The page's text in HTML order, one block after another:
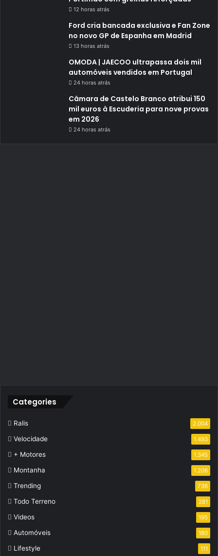
12 horas atrás
Ford cria bancada exclusiva e Fan Zone
no novo GP de Espanha em Madrid
13 horas atrás
OMODA | JAECOO ultrapassa dois mil
automóveis vendidos em Portugal
24 horas atrás
Câmara de Castelo Branco atribui 150
mil euros à Escuderia para nove provas
em 2026
24 horas atrás
Categories
Ralis 2.004
Velocidade 1.493
+ Motores 1.345
Montanha 1.206
Trending 736
Todo Terreno 281
Videos 195
Automóveis 180
Lifestyle 111